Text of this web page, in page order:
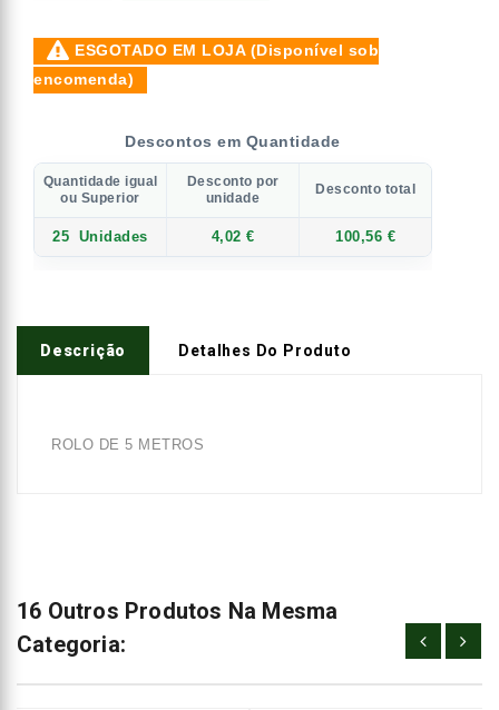
ESGOTADO EM LOJA (Disponível sob
encomenda)
Descontos em Quantidade
Quantidade igual
ou Superior
Desconto por
unidade
Desconto total
25 Unidades 4,02 € 100,56 €
Descrição Detalhes Do Produto
ROLO DE 5 METROS
16 Outros Produtos Na Mesma
Categoria: